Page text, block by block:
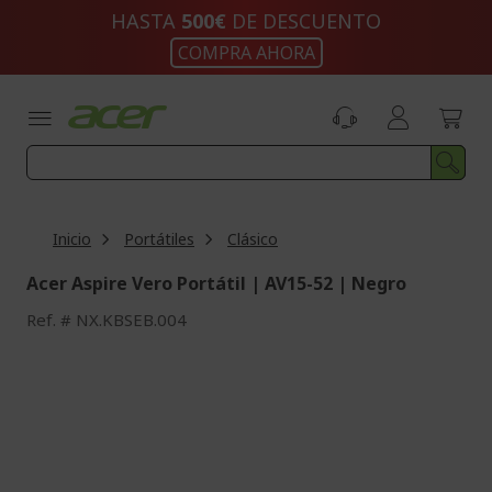
HASTA 500€ DE DESCUENTO
COMPRA AHORA
Inicio Portátiles Clásico
Acer Aspire Vero Portátil | AV15-52 | Negro
Ref. NX.KBSEB.004